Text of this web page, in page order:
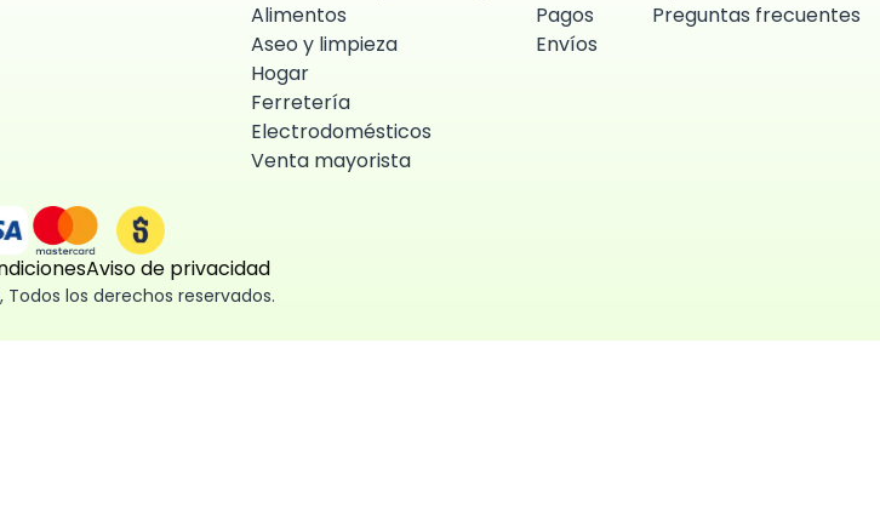
Alimentos
Aseo y limpieza
Hogar
Ferretería
Electrodomésticos
Venta mayorista
Pagos
Envíos
Preguntas frecuentes
Aviso de privacidad
, Todos los derechos reservados.